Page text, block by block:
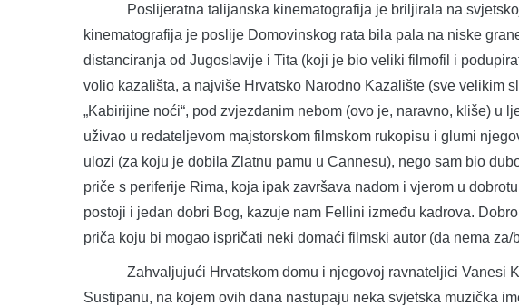
Poslijeratna talijanska kinematografija je briljirala na svjetskoj
kinematografija je poslije Domovinskog rata bila pala na niske
distanciranja od Jugoslavije i Tita (koji je bio veliki filmofil i
volio kazališta, a najviše Hrvatsko Narodno Kazalište (sve velikim
„Kabirijine noći“, pod zvjezdanim nebom (ovo je, naravno, kliše) u
uživao u redateljevom majstorskom filmskom rukopisu i glumi
ulozi (za koju je dobila Zlatnu pamu u Cannesu), nego sam bio
priče s periferije Rima, koja ipak završava nadom i vjerom u
postoji i jedan dobri Bog, kazuje nam Fellini između kadrova.
priča koju bi mogao ispričati neki domaći filmski autor (da nema za/
Zahvaljujući Hrvatskom domu i njegovoj ravnateljici Vanesi
Sustipanu, na kojem ovih dana nastupaju neka svjetska muzička